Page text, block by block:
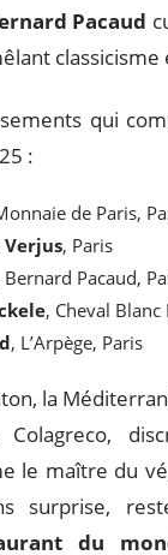
Pacaud
qui
:
de Paris,
Verjus, Paris
Bernard Pacaud,
, Cheval Blanc
, L’Arpège, Paris
la
le maître du
surprise,
du